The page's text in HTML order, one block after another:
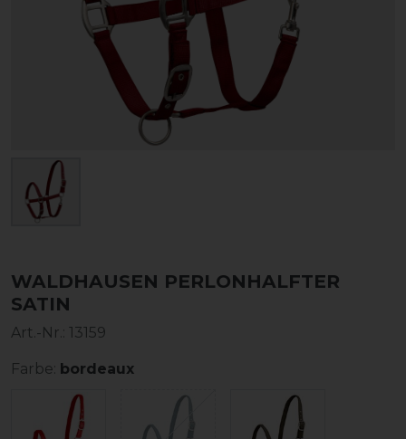
WALDHAUSEN PERLONHALFTER
SATIN
Art.-Nr.: 13159
Farbe: bordeaux